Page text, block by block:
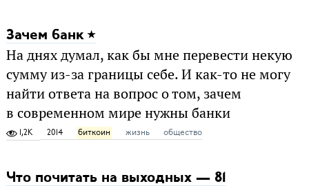
Зачем банк
На днях думал, как бы мне перевести некую
сумму из-за границы себе. И как-то не могу
найти ответа на вопрос о том, зачем
в современном мире нужны банки
1,2K 2014 биткоин жизнь общество
Что почитать на выходных — 81